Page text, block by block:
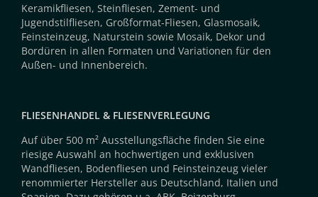
Keramikfliesen, Steinfliesen, Zement- und
Jugendstilfliesen, Großformat-Fliesen, Glasmosaik,
Feinsteinzeug, Naturstein sowie Mosaik, Dekor und
Bordüren in allen Formaten und Variationen für den
Außen- und Innenbereich.
FLIESENHANDEL & FLIESENVERLEGUNG
Auf über 500 m² Ausstellungsfläche finden Sie eine
riesige Auswahl an hochwertigen und exklusiven
Wandfliesen, Bodenfliesen und Feinsteinzeug vieler
renommierter Hersteller aus Deutschland, Italien und